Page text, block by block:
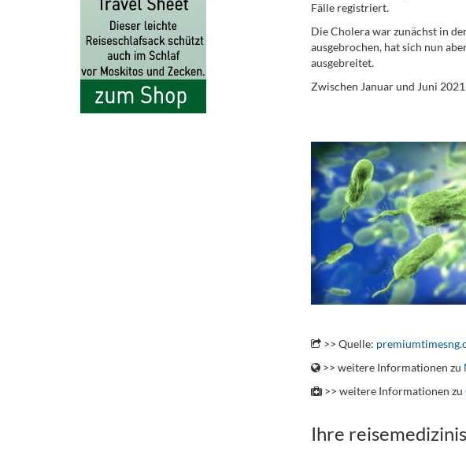
Fälle registriert.
Die Cholera war zunächst in
ausgebrochen, hat sich nun
ausgebreitet.
Zwischen Januar und Juni
>> Quelle:
>> weitere Informationen zu
>> weitere Informationen zu
Ihre